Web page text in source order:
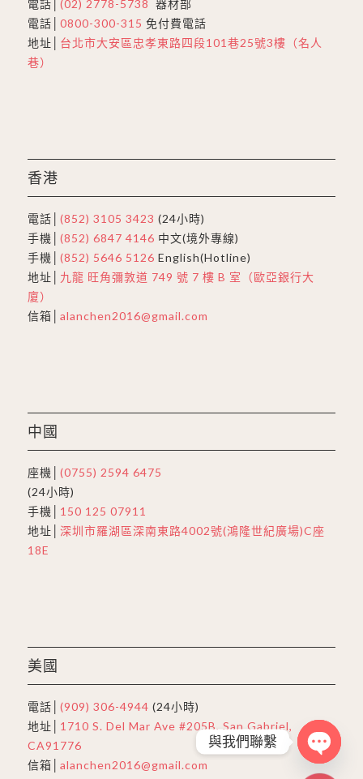
電話│ (02) 2778-5738 器材部
電話│ 0800-300-315 免付費電話
地址│ 台北市大安區忠孝東路四段101巷25號3樓（名人
巷）
香港
電話│ (852) 3105 3423 (24小時)
手機│ (852) 6847 4146 中文(境外專線)
手機│ (852) 5646 5126 English(Hotline)
地址│ 九龍 旺角彌敦道 749 號 7 樓 B 室（歐亞銀行大
廈）
信箱│ alanchen2016@gmail.com
中國
座機│ (0755) 2594 6475
(24小時)
手機│ 150 125 07911
地址│ 深圳市羅湖區深南東路4002號(鴻隆世紀廣場)C座
18E
美國
電話│ (909) 306-4944 (24小時)
地址│ 1710 S. Del Mar Ave #205B, San Gabriel,
CA91776
信箱│ alanchen2016@gmail.com
與我們聯繫